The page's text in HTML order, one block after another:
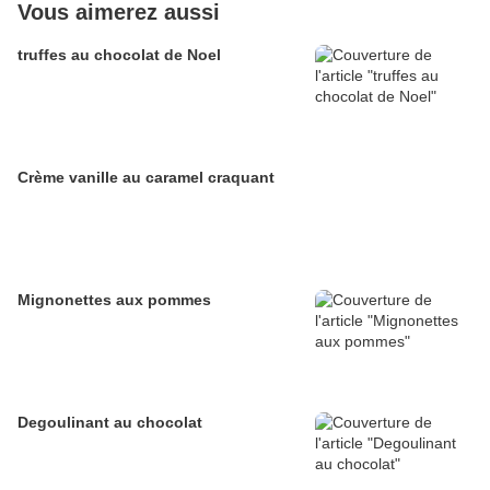
Vous aimerez aussi
truffes au chocolat de Noel
Crème vanille au caramel craquant
Mignonettes aux pommes
Degoulinant au chocolat